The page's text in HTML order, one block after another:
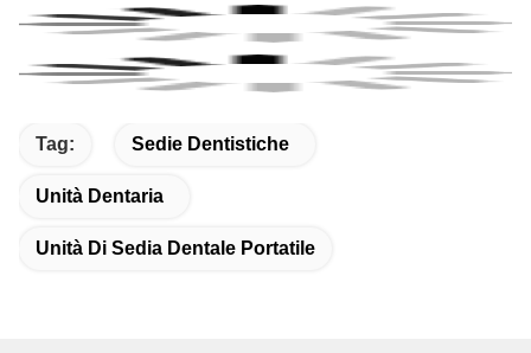
Tag: Sedie Dentistiche
Unità Dentaria
Unità Di Sedia Dentale Portatile